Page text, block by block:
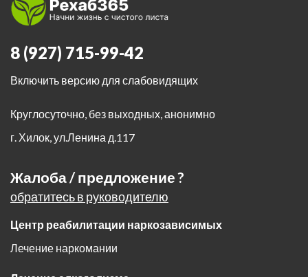
8 (927) 715-99-42
Включить версию для слабовидящих
Круглосуточно, без выходных, анонимно
г. Хилок,ул.Ленина д.117
Жалоба / предложение ?
обратитесь в руководителю
Центр реабилитации наркозависимых
Лечение наркомании